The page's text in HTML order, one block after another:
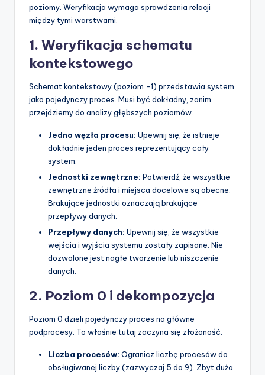
poziomy. Weryfikacja wymaga sprawdzenia relacji
między tymi warstwami.
1. Weryfikacja schematu
kontekstowego
Schemat kontekstowy (poziom -1) przedstawia system
jako pojedynczy proces. Musi być dokładny, zanim
przejdziemy do analizy głębszych poziomów.
Jedno węzła procesu: Upewnij się, że istnieje
dokładnie jeden proces reprezentujący cały
system.
Jednostki zewnętrzne: Potwierdź, że wszystkie
zewnętrzne źródła i miejsca docelowe są obecne.
Brakujące jednostki oznaczają brakujące
przepływy danych.
Przepływy danych: Upewnij się, że wszystkie
wejścia i wyjścia systemu zostały zapisane. Nie
dozwolone jest nagłe tworzenie lub niszczenie
danych.
2. Poziom 0 i dekompozycja
Poziom 0 dzieli pojedynczy proces na główne
podprocesy. To właśnie tutaj zaczyna się złożoność.
Liczba procesów: Ogranicz liczbę procesów do
obsługiwanej liczby (zazwyczaj 5 do 9). Zbyt duża